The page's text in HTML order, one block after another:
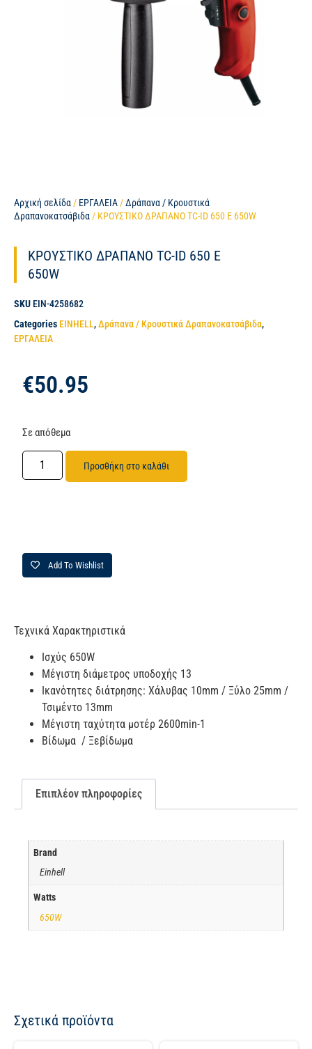
Αρχική σελίδα / ΕΡΓΑΛΕΙΑ /Δράπανα / Κρουστικά
Δραπανοκατσάβιδα / ΚΡΟΥΣΤΙΚΟ ΔΡΑΠΑΝΟ TC-ID 650 E 650W
ΚΡΟΥΣΤΙΚΟ ΔΡΑΠΑΝΟ TC-ID 650 E
650W
SKU EIN-4258682
Categories EINHELL,Δράπανα / Κρουστικά Δραπανοκατσάβιδα,
ΕΡΓΑΛΕΙΑ
€50.95
Σε απόθεμα
Προσθήκη στο καλάθι
Add To Wishlist
Τεχνικά Χαρακτηριστικά
Ισχύς 650W
Μέγιστη διάμετρος υποδοχής 13
Ικανότητες διάτρησης: Χάλυβας 10mm / Ξύλο 25mm /
Τσιμέντο 13mm
Μέγιστη ταχύτητα μοτέρ 2600min-1
Βίδωμα / Ξεβίδωμα
Επιπλέον πληροφορίες
Brand
Einhell
Watts
650W
Σχετικά προϊόντα